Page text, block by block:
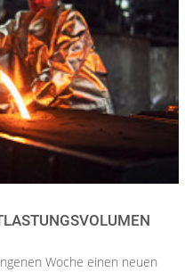
Woche einen neuen